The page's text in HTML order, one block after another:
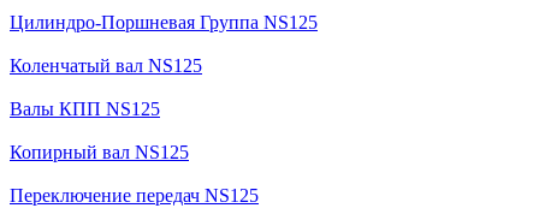
Цилиндро-Поршневая Группа NS125
Коленчатый вал NS125
Валы КПП NS125
Копирный вал NS125
Переключение передач NS125